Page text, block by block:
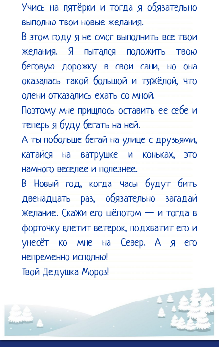
Учись на пятёрки и тогда я обязательно
выполню твои новые желания.
В этом году я не смог выполнить все твои
желания. Я пытался положить твою
беговую дорожку в свои сани, но она
оказалась такой большой и тяжёлой, что
олени отказались ехать со мной.
Поэтому мне пришлось оставить ее себе и
теперь я буду бегать на ней.
А ты побольше бегай на улице с друзьями,
катайся на ватрушке и коньках, это
намного веселее и полезнее.
В Новый год, когда часы будут бить
двенадцать раз, обязательно загадай
желание. Скажи его шёпотом — и тогда в
форточку влетит ветерок, подхватит его и
унесёт ко мне на Север. А я его
непременно исполню!
Твой Дедушка Мороз!